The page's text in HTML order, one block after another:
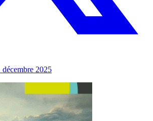
2025